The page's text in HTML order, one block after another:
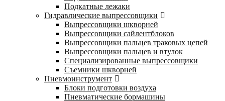
Подкатные лежаки
Гидравлические выпрессовщики
Выпрессовщики шкворней
Выпрессовщики сайлентблоков
Выпрессовщики пальцев траковых цепей
Выпрессовщики пальцев и втулок
Специализированные выпрессовщики
Cъемники шкворней
Пневмоинструмент
Блоки подготовки воздуха
Пневматические бормашины